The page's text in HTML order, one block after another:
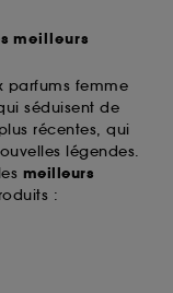
meilleurs
parfums femme
séduisent de
récentes, qui
légendes.
meilleurs
: